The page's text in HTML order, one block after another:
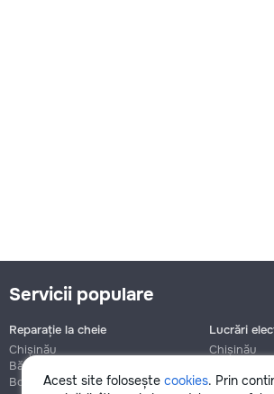
Acest site folosește cookies. Prin
Servicii populare
Reparație la cheie
Chișinău
Bălți
Botanica
Lucrări
Chișinău
Botanica